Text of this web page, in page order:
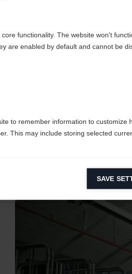
"Man braucht
sind alle
werden
functionality. The website won't
are enabled by default and cannot be
to remember information to customize
This may include storing selected
website by collecting and reporting
across websites to allow publishers
enabling marketing cookies, you grant
across various platforms.
SAVE